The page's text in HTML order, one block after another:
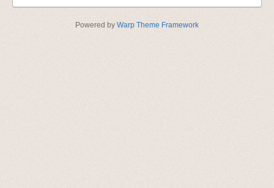
Powered by Warp Theme Framework